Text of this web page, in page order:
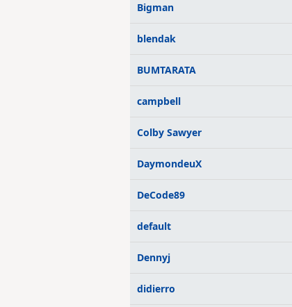
Bigman
blendak
BUMTARATA
campbell
Colby Sawyer
DaymondeuX
DeCode89
default
Dennyj
didierro